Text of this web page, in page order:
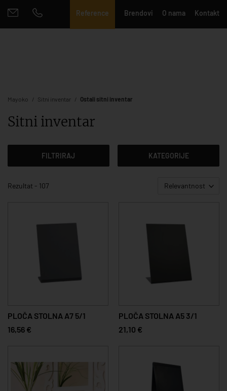
Reference Brendovi O nama Kontakt
Mayoko Sitni inventar Ostali sitni inventar
Sitni inventar
FILTRIRAJ KATEGORIJE
Rezultat - 107 Relevantnost
PLOČA STOLNA A7 5/1
16,56 €
PLOČA STOLNA A5 3/1
21,10 €